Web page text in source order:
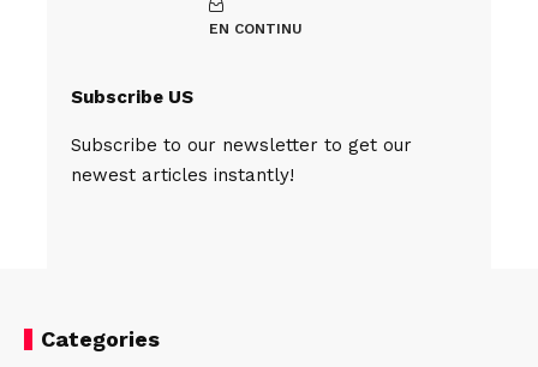
EN CONTINU
Subscribe US
Subscribe to our newsletter to get our
newest articles instantly!
Categories